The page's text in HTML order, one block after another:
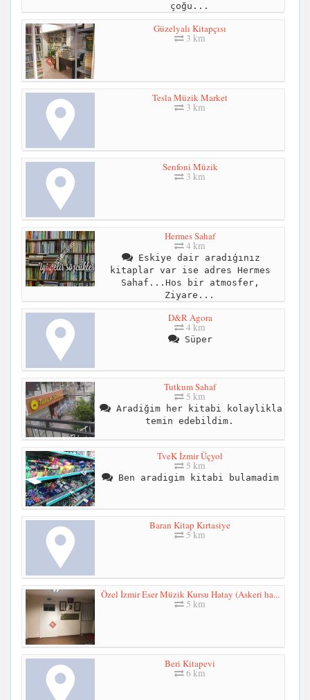
çoğu...
Güzelyalı Kitapçısı
3 km
Tesla Müzik Market
3 km
Senfoni Müzik
3 km
Hermes Sahaf
4 km
Eskiye dair aradıģınız
kitaplar var ise adres Hermes
Sahaf...Hos bir atmosfer,
Ziyare...
D&R Agora
4 km
Süper
Tutkum Sahaf
5 km
Aradiğim her kitabi kolaylikla
temin edebildim.
TveK İzmir Üçyol
5 km
Ben aradigim kitabi bulamadim
Baran Kitap Kırtasiye
5 km
Özel İzmir Eser Müzik Kursu Hatay (Askeri ha...
5 km
Beri Kitapevi
6 km